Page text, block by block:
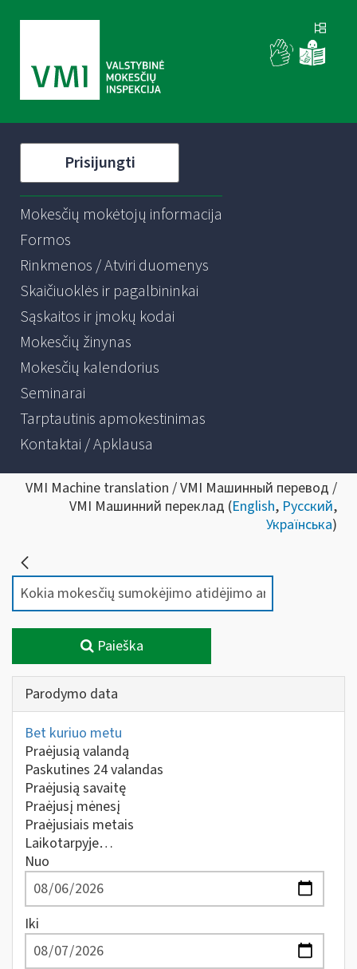
Prisijungti
Mokesčių mokėtojų informacija
Formos
Rinkmenos / Atviri duomenys
Skaičiuoklės ir pagalbininkai
Sąskaitos ir įmokų kodai
Mokesčių žinynas
Mokesčių kalendorius
Seminarai
Tarptautinis apmokestinimas
Kontaktai / Apklausa
VMI Machine translation / VMI Машинный перевод /
VMI Машинний переклад (English, Русский,
Українська)
Paieška
Parodymo data
Bet kuriuo metu
Praėjusią valandą
Paskutines 24 valandas
Praėjusią savaitę
Praėjusį mėnesį
Praėjusiais metais
Laikotarpyje…
Nuo
Iki